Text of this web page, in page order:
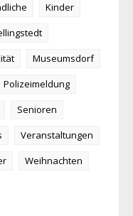
Kinder
Museumsdorf
Polizeimeldung
Senioren
Veranstaltungen
Weihnachten